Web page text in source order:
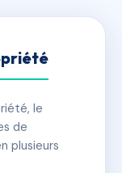
le
de
plusieurs